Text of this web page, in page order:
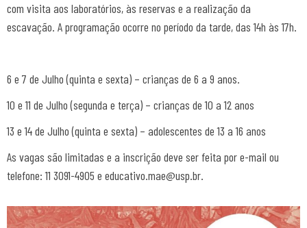
com visita aos laboratórios, às reservas e a realização da
escavação. A programação ocorre no período da tarde, das 14h às 17h.
6 e 7 de Julho (quinta e sexta) – crianças de 6 a 9 anos.
10 e 11 de Julho (segunda e terça) – crianças de 10 a 12 anos
13 e 14 de Julho (quinta e sexta) – adolescentes de 13 a 16 anos
As vagas são limitadas e a inscrição deve ser feita por e-mail ou
telefone:11 3091-4905 e educativo.mae@usp.br.